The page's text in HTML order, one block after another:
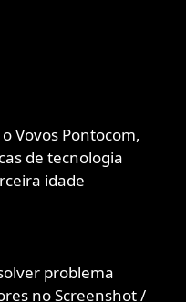
Vovos Pontocom,
de tecnologia
idade
problema
no Screenshot /